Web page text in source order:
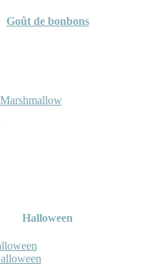
Goût de bonbons
Halloween